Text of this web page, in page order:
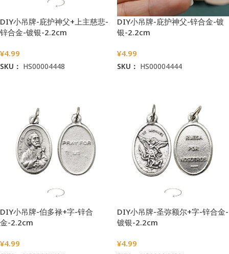
DIY小吊牌-庇护神父+上主慈悲-
锌合金-镀银-2.2cm
¥4.99
SKU： HS00004448
DIY小吊牌-庇护神父-锌合金-镀
银-2.2cm
¥4.99
SKU： HS00004444
DIY小吊牌-伯多禄+字-锌合
金-2.2cm
¥4.99
DIY小吊牌-圣弥额尔+字-锌合金-
镀银-2.2cm
¥4.99